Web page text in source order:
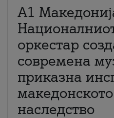
А1
оркестар
современа
приказна
наследство